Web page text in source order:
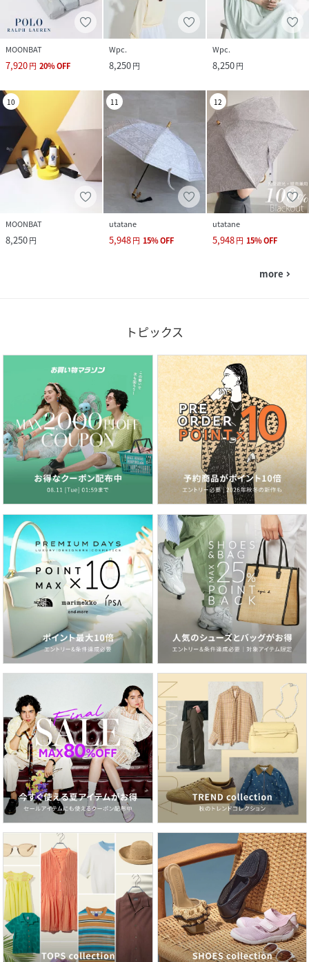
MOONBAT
7,920円 20%OFF
Wpc.
8,250円
Wpc.
8,250円
10
MOONBAT
8,250円
11
utatane
5,948円 15%OFF
12
utatane
5,948円 15%OFF
more navigate_next
トピックス